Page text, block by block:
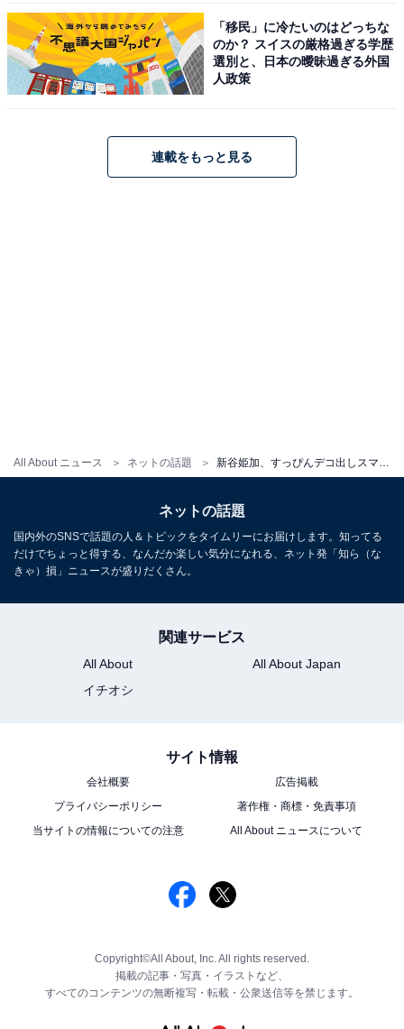
All About ニュース ネットの話題
「移民」に冷たいのはどっちな
のか？ スイスの厳格過ぎる学歴
選別と、日本の曖昧過ぎる外国
人政策
連載をもっと見る
ネットの話題
国内外のSNSで話題の人＆トピックをタイムリーにお届けします。知ってる
だけでちょっと得する、なんだか楽しい気分になれる、ネット発「知ら（な
きゃ）損」ニュースが盛りだくさん。
関連サービス
All About
All About Japan
イチオシ
サイト情報
会社概要
広告掲載
プライバシーポリシー
著作権・商標・免責事項
当サイトの情報についての注意
All About ニュースについて
Copyright©All About, Inc. All rights reserved.
掲載の記事・写真・イラストなど、
すべてのコンテンツの無断複写・転載・公衆送信等を禁じます。